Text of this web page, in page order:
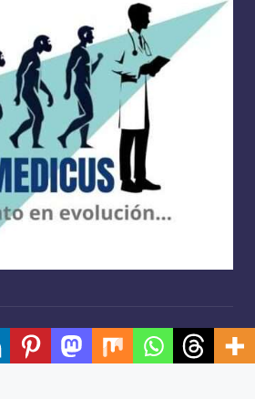
Homo medicus . Derechos reservados.